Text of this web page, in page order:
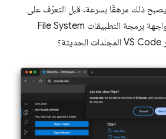
ذلك مرهقًا بسرعة. قبل التعرّف على
الحلّ، أي الأذونات الدائمة لواجهة برمجة التطبيقات File System